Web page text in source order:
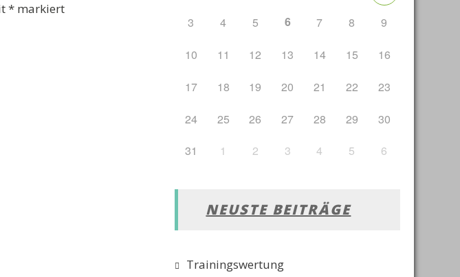
* markiert
3
4 5 6 7 8 9
10 11 12 13 14 15 16
17 18 19 20 21 22 23
24 25 26 27 28 29 30
31 1 2 3 4 5 6
NEUSTE BEITRÄGE
Trainingswertung